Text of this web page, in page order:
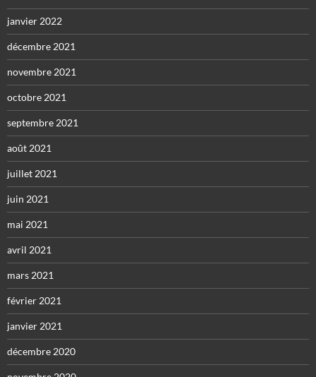
janvier 2022
décembre 2021
novembre 2021
octobre 2021
septembre 2021
août 2021
juillet 2021
juin 2021
mai 2021
avril 2021
mars 2021
février 2021
janvier 2021
décembre 2020